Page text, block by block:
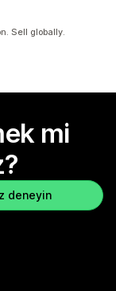
Sell globally.
mi
deneyin